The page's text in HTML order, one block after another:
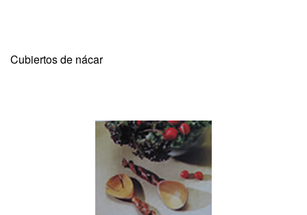
Cubiertos de nácar